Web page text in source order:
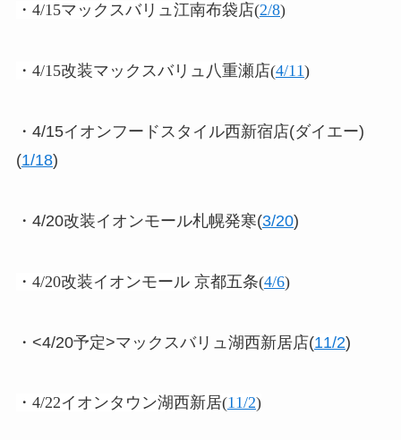
・4/15マックスバリュ江南布袋店(2/8)
・4/15改装マックスバリュ八重瀬店(4/11)
・4/15イオンフードスタイル西新宿店(ダイエー)
(1/18)
・4/20改装イオンモール札幌発寒(3/20)
・4/20改装イオンモール 京都五条(4/6)
・<4/20予定>マックスバリュ湖西新居店(11/2)
・4/22イオンタウン湖西新居(11/2)